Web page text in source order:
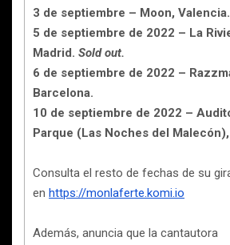
3 de septiembre – Moon, Valencia.
5 de septiembre de 2022 – La
Madrid. Sold out.
6 de septiembre de 2022 –
Barcelona.
10 de septiembre de 2022 –
Parque (Las Noches del
Consulta el resto de fechas de su
en https://monlaferte.komi.io
Además, anuncia que la cantautora